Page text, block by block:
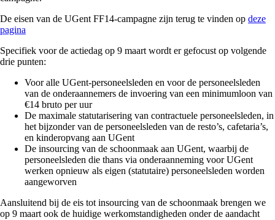
De eisen van de UGent FF14-campagne zijn terug te vinden op deze
pagina
Specifiek voor de actiedag op 9 maart wordt er gefocust op volgende
drie punten:
Voor alle UGent-personeelsleden en voor de personeelsleden
van de onderaannemers de invoering van een minimumloon van
€14 bruto per uur
De maximale statutarisering van contractuele personeelsleden, in
het bijzonder van de personeelsleden van de resto’s, cafetaria’s,
en kinderopvang aan UGent
De insourcing van de schoonmaak aan UGent, waarbij de
personeelsleden die thans via onderaanneming voor UGent
werken opnieuw als eigen (statutaire) personeelsleden worden
aangeworven
Aansluitend bij de eis tot insourcing van de schoonmaak brengen we
op 9 maart ook de huidige werkomstandigheden onder de aandacht